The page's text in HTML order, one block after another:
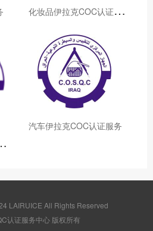
化
妆品伊拉克COC认证服务
证服务
汽车伊拉克COC认证服务
LAIRUICE All Rights Reserved
认证服务中心 版权所有